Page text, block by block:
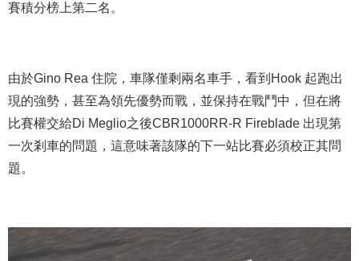
賽積分榜上第二名。
由於Gino Rea 住院，車隊僅剩兩名車手，看到Hook 起跑出
現的強勢，甚至為領先優勢而戰，並保持在戰鬥中，但在將
比賽權交給Di Meglio之後CBR1000RR-R Fireblade 出現第
一次剎車的問題，這意味著該隊的下一站比賽必須校正其問
題。